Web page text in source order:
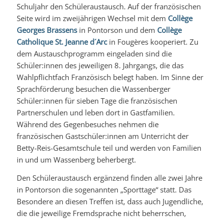
Schuljahr den Schüleraustausch. Auf der französischen
Seite wird im zweijährigen Wechsel mit dem Collège
Georges Brassensin Pontorson und dem Collège
Catholique St. Jeanne d´Arcin Fougères kooperiert. Zu
dem Austauschprogramm eingeladen sind die
Schüler:innen des jeweiligen 8. Jahrgangs, die das
Wahlpflichtfach Französisch belegt haben. Im Sinne der
Sprachförderung besuchen die Wassenberger
Schüler:innen für sieben Tage die französischen
Partnerschulen und leben dort in Gastfamilien.
Während des Gegenbesuches nehmen die
französischen Gastschüler:innen am Unterricht der
Betty-Reis-Gesamtschule teil und werden von Familien
in und um Wassenberg beherbergt.
Den Schüleraustausch ergänzend finden alle zwei Jahre
in Pontorson die sogenannten „Sporttage“ statt. Das
Besondere an diesen Treffen ist, dass auch Jugendliche,
die die jeweilige Fremdsprache nicht beherrschen,